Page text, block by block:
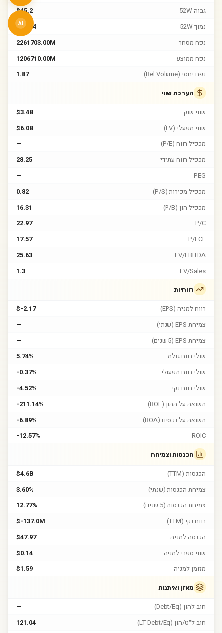
גבוה 52W
$45.2
נמוך 52W
$12.94
נפח מסחר
2261703.00M
נפח ממוצע
1206710.00M
נפח יחסי (Rel Volume)
1.87
הערכת שווי
שווי שוק
$3.4B
שווי מפעלי (EV)
$6.0B
מכפיל רווח (P/E)
—
מכפיל רווח עתידי
28.25
PEG
—
מכפיל מכירות (P/S)
0.82
מכפיל הון (P/B)
16.31
P/C
22.97
P/FCF
17.57
EV/EBITDA
25.63
EV/Sales
1.3
רווחיות
רווח למניה (EPS)
$-2.17
צמיחת EPS (שנתי)
—
צמיחת EPS (5 שנים)
—
שולי רווח גולמי
5.74%
שולי רווח תפעולי
-0.37%
שולי רווח נקי
-4.52%
תשואה על ההון (ROE)
-211.14%
תשואה על נכסים (ROA)
-6.89%
ROIC
-12.57%
הכנסות וצמיחה
הכנסות (TTM)
$4.6B
צמיחת הכנסות (שנתי)
3.60%
צמיחת הכנסות (5 שנים)
12.77%
רווח נקי (TTM)
$-137.0M
הכנסה למניה
$47.97
שווי ספרי למניה
$0.14
מזומן למניה
$1.59
מאזן ואיתנות
חוב להון (Debt/Eq)
—
חוב ל״ט/הון (LT Debt/Eq)
121.04
AI